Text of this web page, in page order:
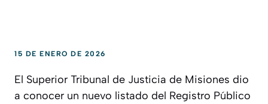
15 DE ENERO DE 2026
El Superior Tribunal de Justicia de Misiones dio
a conocer un nuevo listado del Registro Público